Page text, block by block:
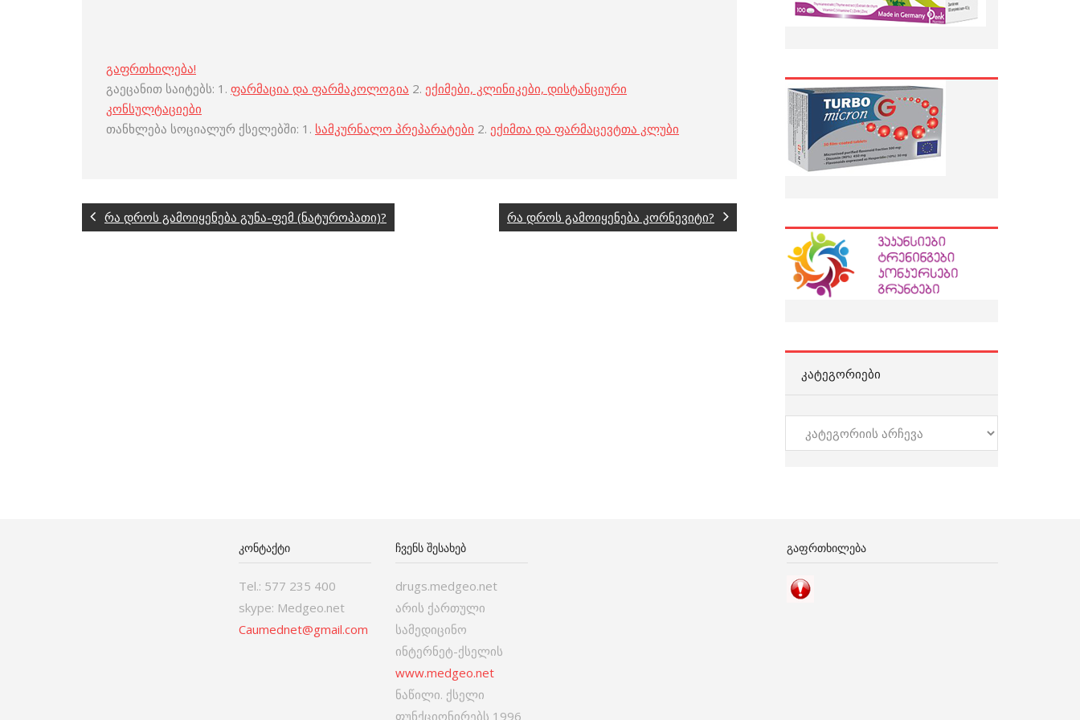
გაფრთხილება!
გაეცანით საიტებს: 1. ფარმაცია და ფარმაკოლოგია 2. ექიმები, კლინიკები, დისტანციური
კონსულტაციები
თანხლება სოციალურ ქსელებში: 1. სამკურნალო პრეპარატები 2. ექიმთა და ფარმაცევტთა კლუბი
რა დროს გამოიყენება გუნა-ფემ (ნატუროპათი)? რა დროს გამოიყენება კორნევიტი?
ᲙᲐᲢᲔᲒᲝᲠᲘᲔᲑᲘ
კატეგორიები
ᲙᲝᲜᲢᲐᲥᲢᲘ
Tel.: 577 235 400
skype: Medgeo.net
Caumednet@gmail.com
ᲩᲕᲔᲜᲡ ᲨᲔᲡᲐᲮᲔᲑ
drugs.medgeo.net
არის ქართული
სამედიცინო
ინტერნეტ-ქსელის
www.medgeo.net
ნაწილი. ქსელი
ფუნქციონირებს 1996
ᲒᲐᲤᲠᲗᲮᲘᲚᲔᲑᲐ